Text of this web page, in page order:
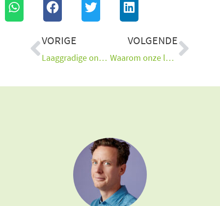
Vorige
VORIGE
Laaggradige ontsteking verandert energieverdeling lichaam
VOLGENDE
Waarom onze leefomgeving ons vrouwelijker maakt